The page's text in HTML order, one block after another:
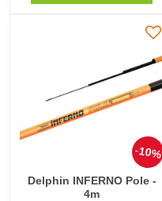
10%
Delphin INFERNO Pole -
4m